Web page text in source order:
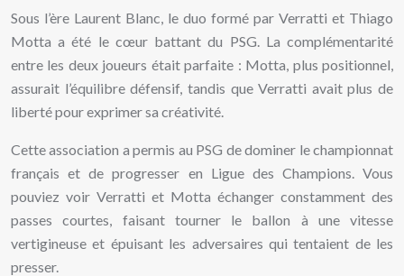
Sous l’ère Laurent Blanc, le duo formé par Verratti et Thiago
Motta a été le cœur battant du PSG. La complémentarité
entre les deux joueurs était parfaite : Motta, plus positionnel,
assurait l’équilibre défensif, tandis que Verratti avait plus de
liberté pour exprimer sa créativité.
Cette association a permis au PSG de dominer le championnat
français et de progresser en Ligue des Champions. Vous
pouviez voir Verratti et Motta échanger constamment des
passes courtes, faisant tourner le ballon à une vitesse
vertigineuse et épuisant les adversaires qui tentaient de les
presser.